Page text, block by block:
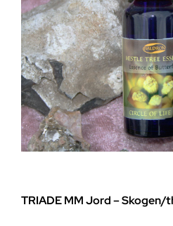
TRIADE MM Jord – Skogen/